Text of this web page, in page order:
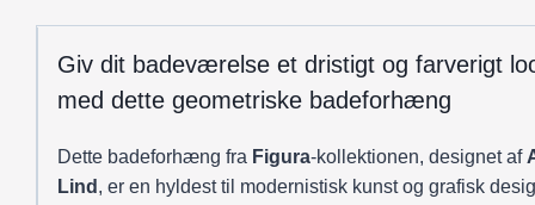
antal
Giv dit badeværelse et dristigt og farverigt
med dette geometriske badeforhæng
Dette badeforhæng fra Figura-kollektionen, designet af
Lind , er en hyldest til modernistisk kunst og grafisk